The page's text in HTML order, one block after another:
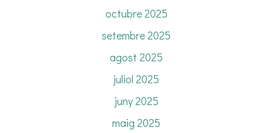
octubre 2025
setembre 2025
agost 2025
juliol 2025
juny 2025
maig 2025